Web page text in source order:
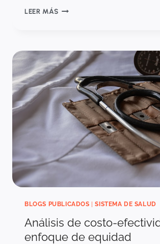
LEER MÁSCUESTIONANDO
ANÁLISIS
DE
COSTO-
EFECTIVIDAD:
¿ES
UN
QALY
QALY?
BLOGS PUBLICADOS |SISTEMA DE SALUD
Análisis de costo-
enfoque de equidad